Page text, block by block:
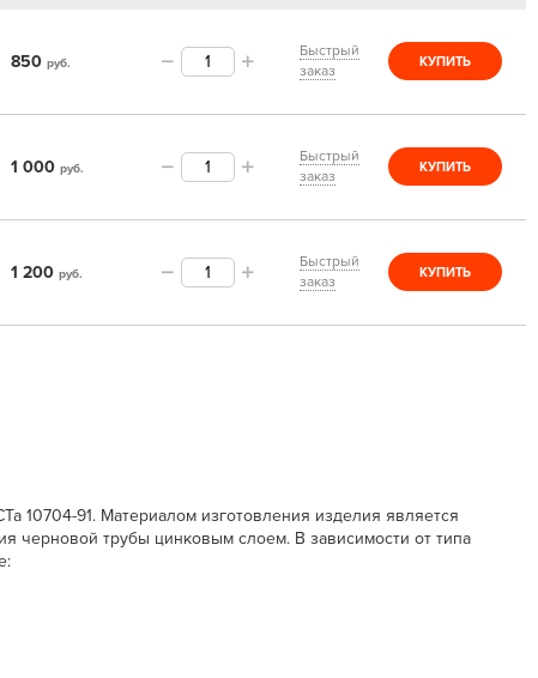
850 руб.
Быстрый
заказ
КУПИТЬ
1 000 руб.
Быстрый
заказ
КУПИТЬ
1 200 руб.
Быстрый
заказ
КУПИТЬ
10704-91. Материалом изготовления изделия является
черновой трубы цинковым слоем. В зависимости от типа